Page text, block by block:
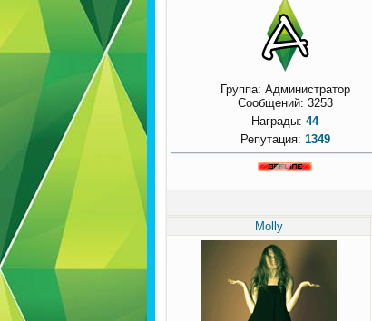
Группа: Администратор
Сообщений: 3253
Награды: 44
Репутация: 1349
Molly